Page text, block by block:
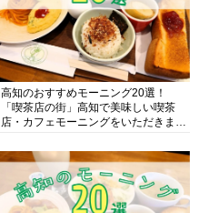
高知のおすすめモーニング20選！
「喫茶店の街」高知で美味しい喫茶
店・カフェモーニングをいただきま